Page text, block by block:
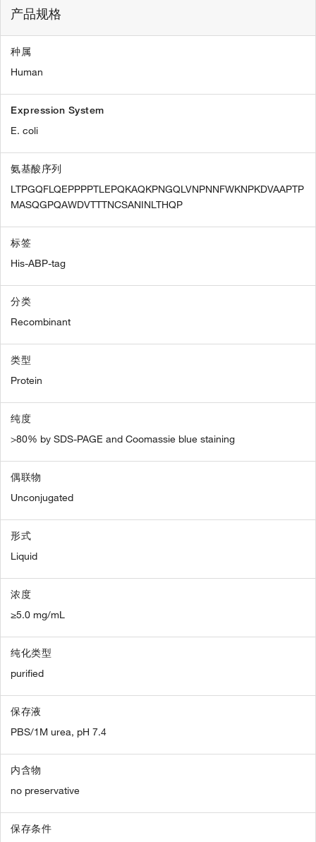
产品规格
种属
Human
Expression System
E. coli
氨基酸序列
LTPGQFLQEPPPPTLEPQKAQKPNGQLVNPNNFWKNPKDVAAPTP
MASQGPQAWDVTTTNCSANINLTHQP
标签
His-ABP-tag
分类
Recombinant
类型
Protein
纯度
>80% by SDS-PAGE and Coomassie blue staining
偶联物
Unconjugated
形式
Liquid
浓度
≥5.0 mg/mL
纯化类型
purified
保存液
PBS/1M urea, pH 7.4
内含物
no preservative
保存条件